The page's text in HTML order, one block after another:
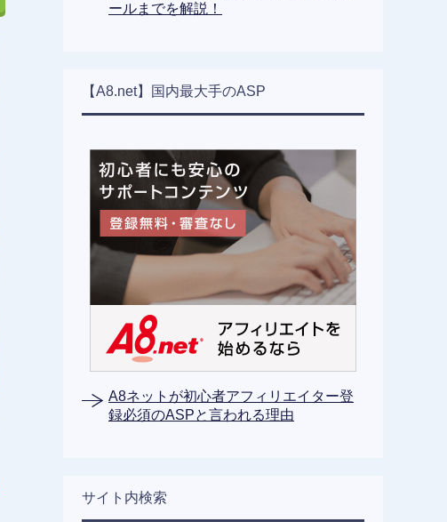
ールまでを解説！
【A8.net】国内最大手のASP
A8ネットが初心者アフィリエイター登
録必須のASPと言われる理由
サイト内検索